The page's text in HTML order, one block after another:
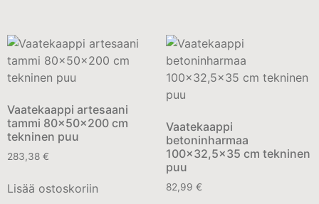
Vaatekaappi artesaani
tammi 80x50x200 cm
tekninen puu
283,38 €
Lisää ostoskoriin
Vaatekaappi
betoninharmaa
100×32,5×35 cm tekninen
puu
82,99 €